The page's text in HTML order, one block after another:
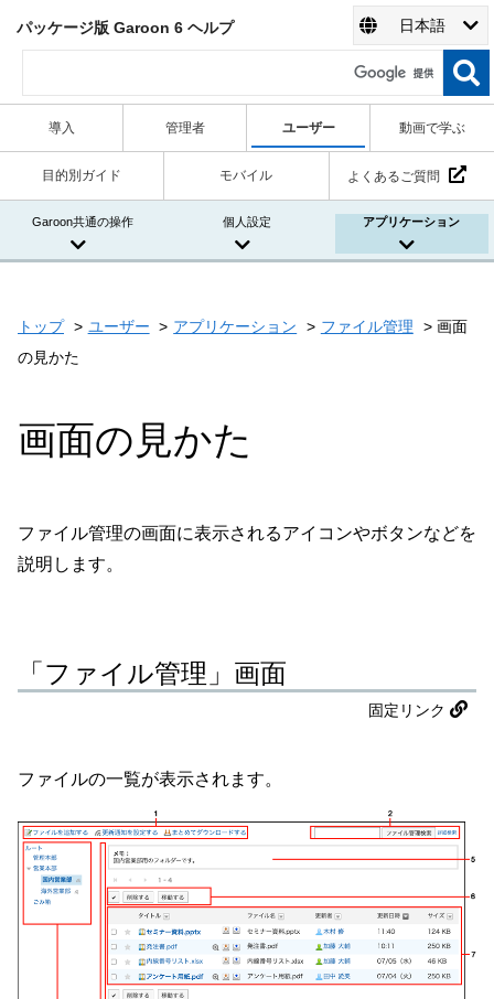
パッケージ版 Garoon 6 ヘルプ 日本語
導入 管理者 ユーザー 動画で学ぶ
目的別ガイド モバイル よくあるご質問
Garoon共通の操作 個人設定 アプリケーション
トップ ユーザー アプリケーション ファイル管理
画面
の見かた
画面の見かた
ファイル管理の画面に表示されるアイコンやボタンなどを
説明します。
「ファイル管理」画面
固定リンク
ファイルの一覧が表示されます。